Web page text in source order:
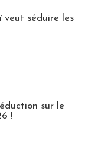
veut séduire les
sur le
!